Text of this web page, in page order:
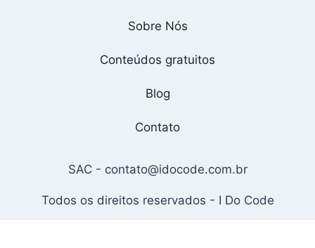
Sobre Nós
Conteúdos gratuitos
Blog
Contato
SAC - contato@idocode.com.br
Todos os direitos reservados - I Do Code